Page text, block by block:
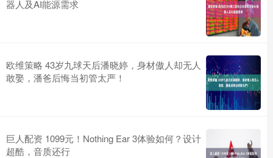
器人及AI能源需求
欧维策略 43岁九球天后潘晓婷，身材傲人却无人
敢娶，潘爸后悔当初管太严！
巨人配资 1099元！Nothing Ear 3体验如何？设计
超酷，音质还行